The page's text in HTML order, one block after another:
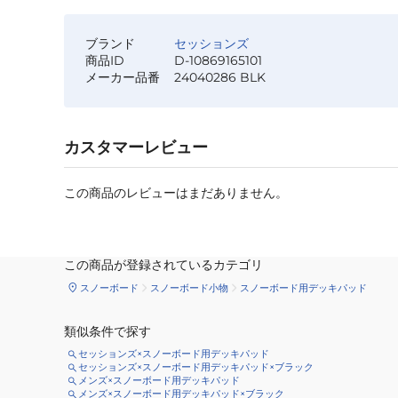
ブランド
セッションズ
商品ID
D-10869165101
メーカー品番
24040286 BLK
カスタマーレビュー
この商品のレビューはまだありません。
この商品が登録されているカテゴリ
スノーボード スノーボード小物 スノーボード用デッキパッド
類似条件で探す
セッションズ×スノーボード用デッキパッド
セッションズ×スノーボード用デッキパッド×ブラック
メンズ×スノーボード用デッキパッド
メンズ×スノーボード用デッキパッド×ブラック